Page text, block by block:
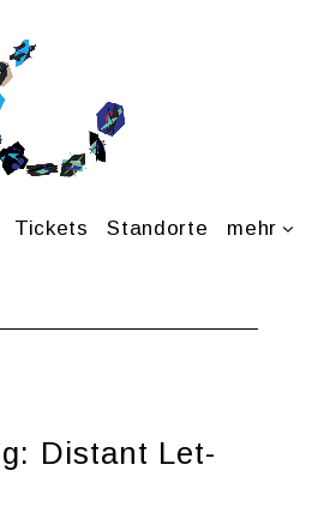
Ti­ckets Stand­or­te mehr
Dis­tant Let­